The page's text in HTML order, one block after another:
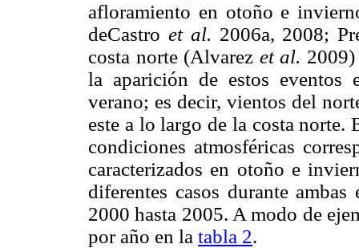
afloramiento en otoño e
deCastro et al. 2006a, 2008;
costa norte (Alvarez et al.
la aparición de estos eventos
verano; es decir, vientos del
este a lo largo de la costa norte.
condiciones atmosféricas
caracterizados en otoño e
diferentes casos durante
2000 hasta 2005. A modo de
por año en la tabla 2.